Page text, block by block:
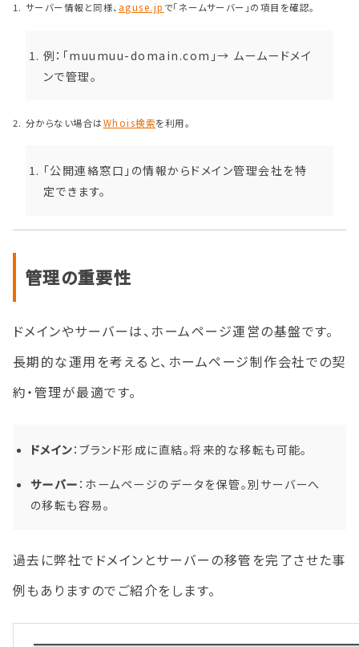
サーバー情報と同様、 aguse.jp で「ネームサーバー」の項目を確認。
例：「muumuu-domain.com」→ ムームードメイ
ンで管理。
分からない場合はWhois検索を利用。
「公開連絡窓口」の情報からドメイン管理会社を特
定できます。
管理の重要性
ドメインやサーバーは、ホームページ運営の基盤です。
長期的な運用を考えると、ホームページ制作会社での契
約・管理が最適です。
ドメイン：ブランド形成に直結。将来的な移転も可能。
サーバー ：ホームページのデータを保管。別サーバーへ
の移転も容易。
過去に弊社でドメインとサーバーの移管を完了させた事
例もありますのでご紹介をします。